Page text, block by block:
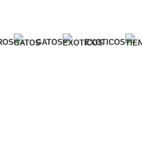
GATOS EXOTICOS